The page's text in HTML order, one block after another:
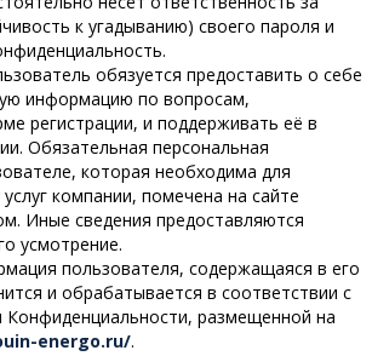
к угадыванию) своего пароля и
обязуется предоставить о себе
информацию по вопросам,
регистрации, и поддерживать её в
Обязательная персональная
которая необходима для
компании, помечена на сайте
Иные сведения предоставляются
усмотрение.
пользователя, содержащаяся в его
и обрабатывается в соответствии с
Конфиденциальности, размещенной на
energo.ru/.